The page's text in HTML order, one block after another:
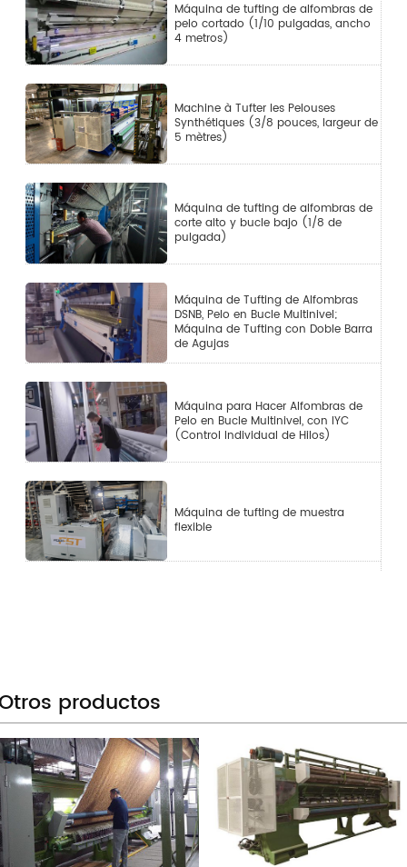
Máquina de tufting de alfombras de
pelo cortado (1/10 pulgadas, ancho
4 metros)
Machine à Tufter les Pelouses
Synthétiques (3/8 pouces, largeur de
5 mètres)
Máquina de tufting de alfombras de
corte alto y bucle bajo (1/8 de
pulgada)
Máquina de Tufting de Alfombras
DSNB, Pelo en Bucle Multinivel;
Máquina de Tufting con Doble Barra
de Agujas
Máquina para Hacer Alfombras de
Pelo en Bucle Multinivel, con IYC
(Control Individual de Hilos)
Máquina de tufting de muestra
flexible
productos